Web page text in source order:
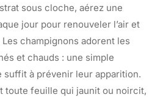
sous cloche, aérez une
jour pour renouveler l’air et
champignons adorent les
et chauds : une simple
à prévenir leur apparition.
toute feuille qui jaunit ou noircit,